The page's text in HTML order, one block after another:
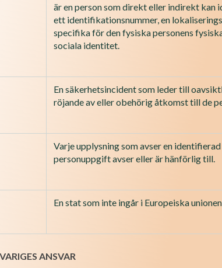
är en person som direkt eller indirekt kan
ett identifikationsnummer, en
specifika för den fysiska personens
sociala identitet.
En säkerhetsincident som leder till
röjande av eller obehörig åtkomst till de
Varje upplysning som avser en
personuppgift avser eller är hänförlig till.
En stat som inte ingår i Europeiska
ANSVAR